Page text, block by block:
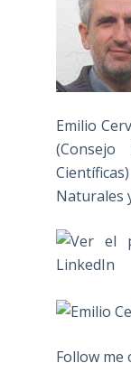
Emilio
Naturales
Follow me